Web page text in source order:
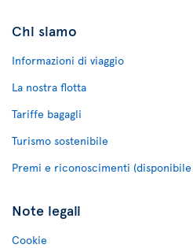
Chi siamo
Informazioni di viaggio
La nostra flotta
Tariffe bagagli
Turismo sostenibile
Premi e riconoscimenti
Note legali
Cookie